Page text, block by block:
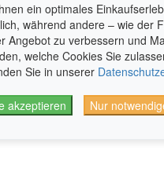
ein optimales
während andere – wie der
Angebot zu verbessern und
welche Cookies Sie
Sie in unserer
akzeptieren Nur